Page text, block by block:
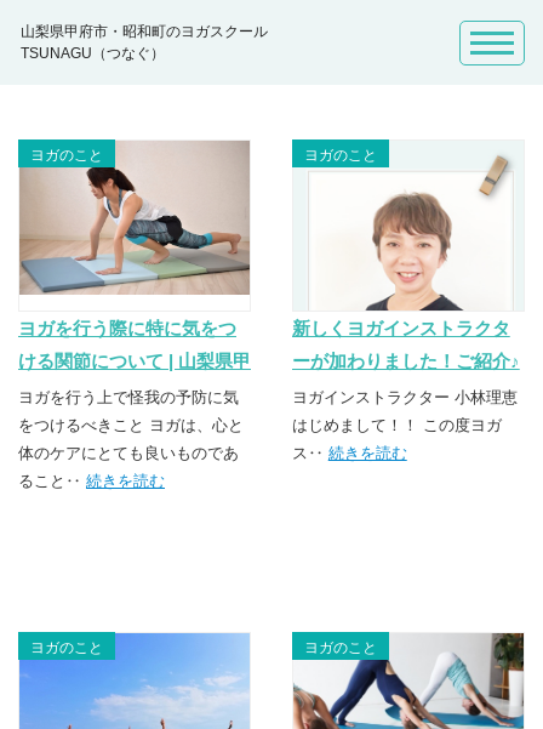
山梨県甲府市・昭和町のヨガスクール
TSUNAGU（つなぐ）
ヨガのこと
ヨガを行う際に特に気をつ
ける関節について | 山梨県甲
府市・昭和町のヨガスクー
ル TSUNAGU（つなぐ）
ヨガを行う上で怪我の予防に気
をつけるべきこと ヨガは、心と
体のケアにとても良いものであ
ること‥ 続きを読む
ヨガのこと
新しくヨガインストラクタ
ーが加わりました！ご紹介♪
| 山梨県甲府市・昭和町のヨ
ガスクール TSUNAGU（つ
なぐ）
ヨガインストラクター 小林理恵
はじめまして！！ この度ヨガ
ス‥ 続きを読む
ヨガのこと ヨガのこと